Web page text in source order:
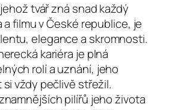
tvář zná snad každý
a filmu v České republice, je
elegance a skromnosti.
kariéra je plná
rolí a uznání, jeho
vždy pečlivě střežil.
pilířů jeho života